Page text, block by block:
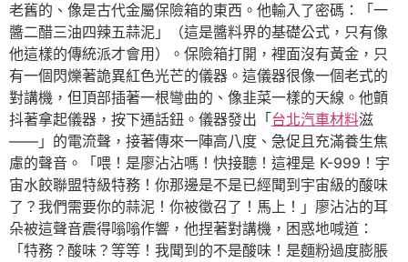
老舊的、像是古代金屬保險箱的東西。他輸入了密碼：「一
醬二醋三油四辣五蒜泥」（這是醬料界的基礎公式，只有像
他這樣的傳統派才會用）。保險箱打開，裡面沒有黃金，只
有一個閃爍著詭異紅色光芒的儀器。這儀器很像一個老式的
對講機，但頂部插著一根彎曲的、像韭菜一樣的天線。他顫
抖著拿起儀器，按下通話鈕。儀器發出「 台北汽車材料滋
——」的電流聲，接著傳來一陣高八度、急促且充滿養生焦
慮的聲音。「喂！是廖沾沾嗎！快接聽！這裡是 K-999！宇
宙水餃聯盟特級特務！你那邊是不是已經聞到宇宙級的酸味
了？我們需要你的蒜泥！你被徵召了！馬上！」廖沾沾的耳
朵被這聲音震得嗡嗡作響，他捏著對講機，困惑地喊道：
「特務？酸味？等等！我聞到的不是酸味！是麵粉過度膨脹